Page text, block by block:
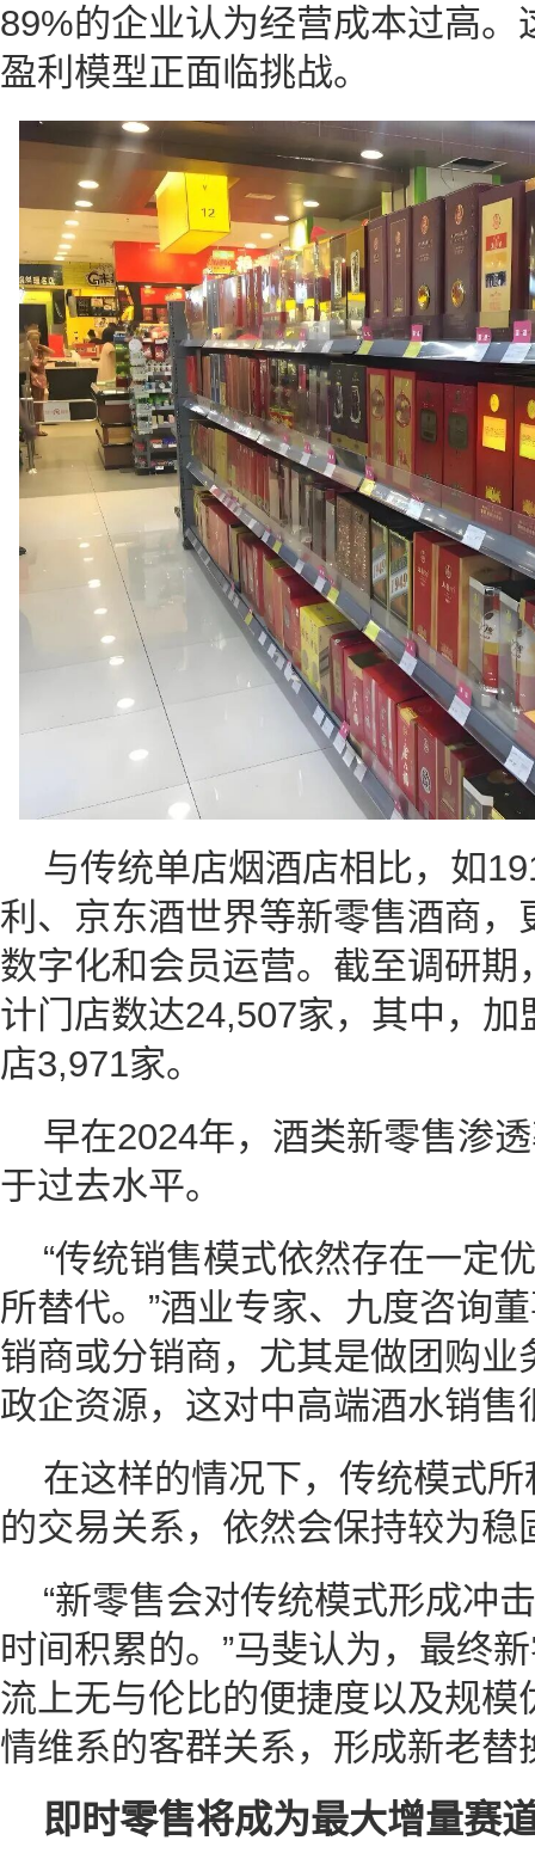
89%的企业认为经营成本过高
盈利模型正面临挑战。
与传统单店烟酒店相比，如
利、京东酒世界等新零售酒商
数字化和会员运营。截至调研
计门店数达24,507家，其中，
店3,971家。
早在2024年，酒类新零售渗
于过去水平。
“传统销售模式依然存在一定
所替代。”酒业专家、九度咨询
销商或分销商，尤其是做团购
政企资源，这对中高端酒水销售
在这样的情况下，传统模式
的交易关系，依然会保持较为稳
“新零售会对传统模式形成冲
时间积累的。”马斐认为，最终
流上无与伦比的便捷度以及规
情维系的客群关系，形成新老替
即时零售将成为最大增量赛